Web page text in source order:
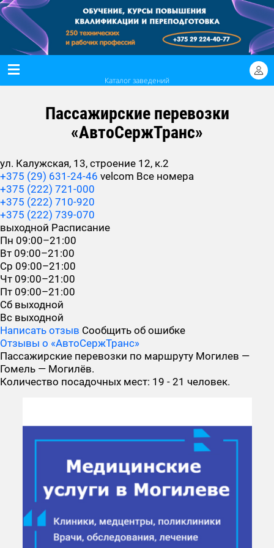
Каталог заведений
Пассажирские перевозки
«АвтоСержТранс»
ул. Калужская, 13, строение 12, к.2
+375 (29) 631-24-46 velcom Все номера
+375 (222) 721-000
+375 (222) 710-920
+375 (222) 739-070
выходной Расписание
Пн 09:00–21:00
Вт 09:00–21:00
Ср 09:00–21:00
Чт 09:00–21:00
Пт 09:00–21:00
Сб выходной
Вс выходной
Написать отзыв Сообщить об ошибке
Отзывы о «АвтоСержТранс»
Пассажирские перевозки по маршруту Могилев —
Гомель — Могилёв.
Количество посадочных мест: 19 - 21 человек.